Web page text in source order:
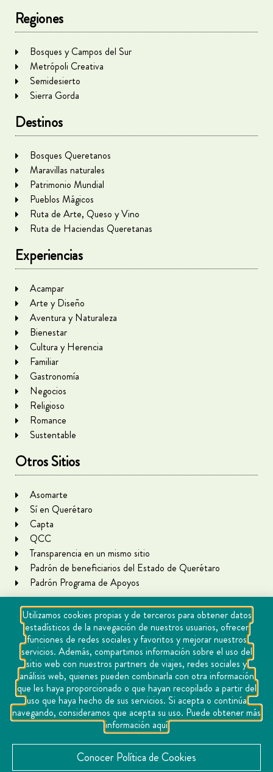
Regiones
Bosques y Campos del Sur
Metrópoli Creativa
Semidesierto
Sierra Gorda
Destinos
Bosques Queretanos
Maravillas naturales
Patrimonio Mundial
Pueblos Mágicos
Ruta de Arte, Queso y Vino
Ruta de Haciendas Queretanas
Experiencias
Acampar
Arte y Diseño
Aventura y Naturaleza
Bienestar
Cultura y Herencia
Familiar
Gastronomía
Negocios
Religioso
Romance
Sustentable
Otros Sitios
Asomarte
Sí en Querétaro
Capta
QCC
Transparencia en un mismo sitio
Padrón de beneficiarios del Estado de Querétaro
Padrón Programa de Apoyos
Copyright Querétaro Travel 2021 | v 1.1
Cookies
Aviso de privacidad
Directorio
Contacto
Utilizamos cookies propias y de terceros para obtener datos
estadísticos de la navegación de nuestros usuarios, ofrecer
funciones de redes sociales y favoritos y mejorar nuestros
servicios. Además, compartimos información sobre el uso del
sitio web con nuestros partners de viajes, redes sociales y
análisis web, quienes pueden combinarla con otra información
que les haya proporcionado o que hayan recopilado a partir del
uso que haya hecho de sus servicios. Si acepta o continúa
navegando, consideramos que acepta su uso. Puede obtener más
información aquí
Conocer Política de Cookies